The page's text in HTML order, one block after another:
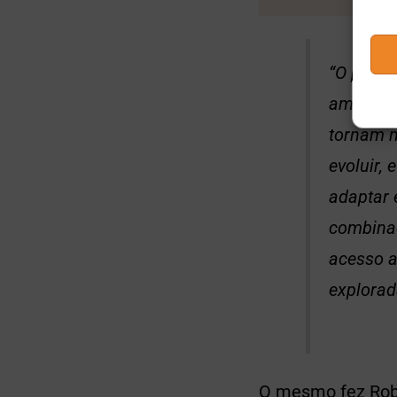
“O
amplo
tornam
evoluir,
adaptar
acesso
O mesmo fez